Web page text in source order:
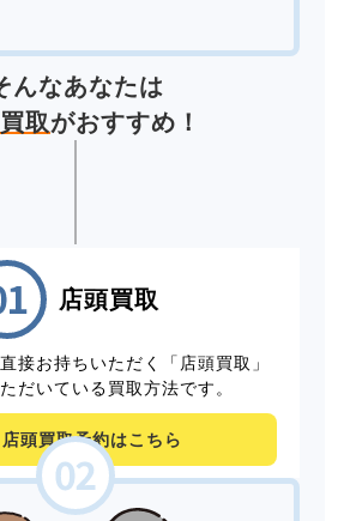
んなあなたは
取がおすすめ！
店頭買取
接お持ちいただく「店頭買取」
だいている買取方法です。
店頭買取予約はこちら